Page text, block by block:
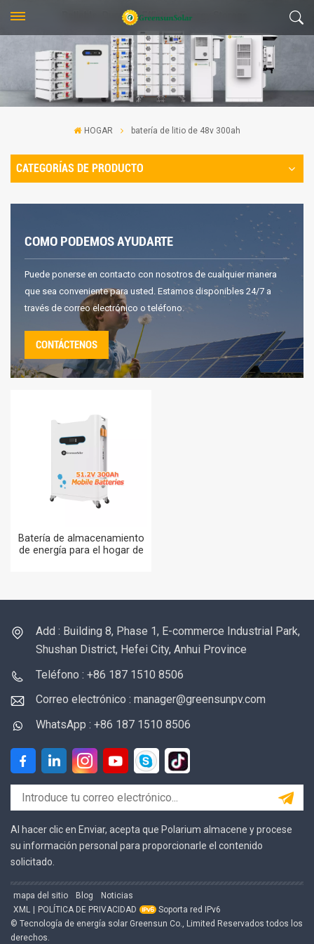
HOGAR batería de litio de 48v 300ah
CATEGORÍAS DE PRODUCTO
COMO PODEMOS AYUDARTE
Puede ponerse en contacto con nosotros de cualquier manera
que sea conveniente para usted. Estamos disponibles 24/7 a
través de correo electrónico o teléfono.
CONTÁCTENOS
Batería de almacenamiento
de energía para el hogar de
energía solar
Add : Building 8, Phase 1, E-commerce Industrial Park,
Shushan District, Hefei City, Anhui Province
Teléfono : +86 187 1510 8506
Correo electrónico : manager@greensunpv.com
WhatsApp : +86 187 1510 8506
Al hacer clic en Enviar, acepta que Polarium almacene y procese
su información personal para proporcionarle el contenido
solicitado.
mapa del sitio Blog
Noticias
XML | POLÍTICA DE PRIVACIDAD
Soporta red IPv6
© Tecnología de energía solar Greensun Co., Limited Reservados todos los
derechos.